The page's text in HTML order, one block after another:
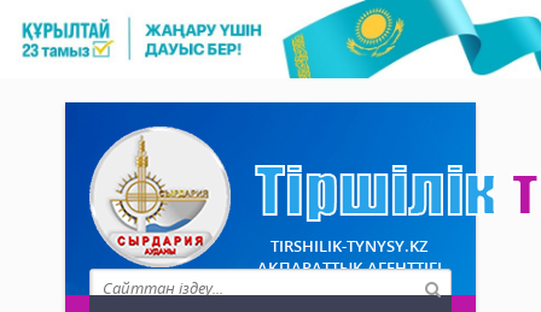
TIRSHILIK-TYNYSY.KZ
АҚПАРАТТЫҚ АГЕНТТІГІ